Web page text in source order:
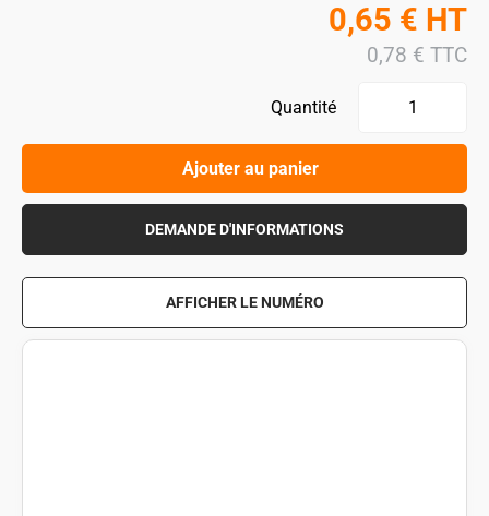
0,65 € HT
0,78 € TTC
Quantité
Ajouter au panier
DEMANDE D'INFORMATIONS
AFFICHER LE NUMÉRO